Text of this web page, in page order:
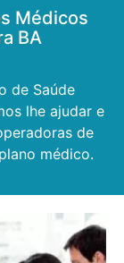
Médicos
BA
de Saúde
lhe ajudar e
de
médico.